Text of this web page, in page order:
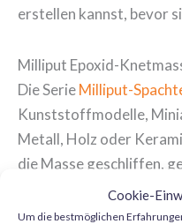
Cookie-
Um die bestmöglichen
erstellen kannst, bevor
Milliput Epoxid-
Die SerieMilliput-
Kunststoffmodelle,
Metall, Holz oder
die Masse geschliffen,
bemalt werden, was sie
für Modellbauer und